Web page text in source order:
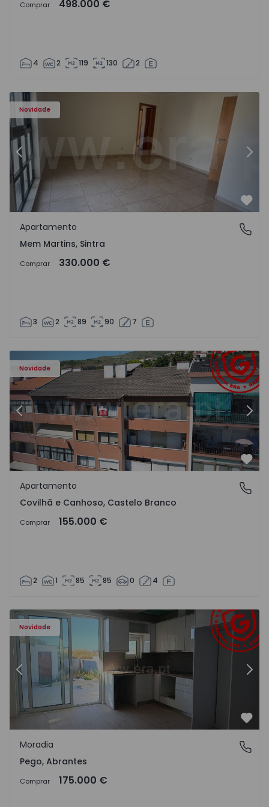
Comprar 498.000 €
4 2 119 130 2
Novidade
- 15
Apartamento T3 Sintra, Algueirão-Mem Martins -
Anterior
Mem Martins, Sintra
Apartamento
Mem Martins, Sintra
Comprar 330.000 €
3 2 89 90 7
Novidade
- 18
Apartamento T2 Covilhã, Covilhã e Canhoso - 1497806 -
Anterior
Covilhã e Canhoso, Castelo Branco
Apartamento
Covilhã e Canhoso, Castelo Branco
Comprar 155.000 €
2 1 85 85 0 4
Novidade
Moradia T2 Abrantes, Pego - 1575171 - 9
Anterior
Pego, Abrantes
Moradia
Pego, Abrantes
Comprar 175.000 €